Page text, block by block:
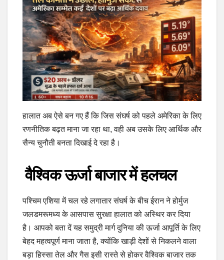
हालात अब ऐसे बन गए हैं कि जिस संघर्ष को पहले अमेरिका के लिए
रणनीतिक बढ़त माना जा रहा था, वही अब उसके लिए आर्थिक और
सैन्य चुनौती बनता दिखाई दे रहा है।
वैश्विक ऊर्जा बाजार में हलचल
पश्चिम एशिया में चल रहे लगातार संघर्ष के बीच ईरान ने होर्मुज
जलडमरूमध्य के आसपास सुरक्षा हालात को अस्थिर कर दिया
है। आपको बता दें यह समुद्री मार्ग दुनिया की ऊर्जा आपूर्ति के लिए
बेहद महत्वपूर्ण माना जाता है, क्योंकि खाड़ी देशों से निकलने वाला
बड़ा हिस्सा तेल और गैस इसी रास्ते से होकर वैश्विक बाजार तक